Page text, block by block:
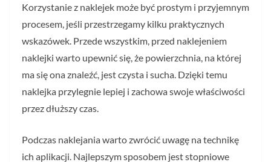
Korzystanie z naklejek może być prostym i przyjemnym
procesem, jeśli przestrzegamy kilku praktycznych
wskazówek. Przede wszystkim, przed naklejeniem
naklejki warto upewnić się, że powierzchnia, na której
ma się ona znaleźć, jest czysta i sucha. Dzięki temu
naklejka przylegnie lepiej i zachowa swoje właściwości
przez dłuższy czas.
Podczas naklejania warto zwrócić uwagę na technikę
ich aplikacji. Najlepszym sposobem jest stopniowe